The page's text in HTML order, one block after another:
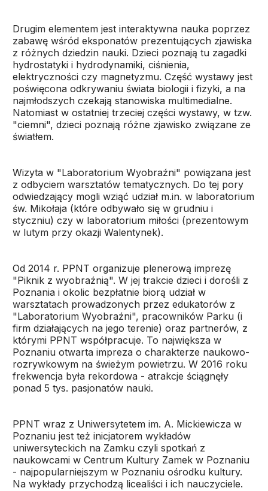
Drugim elementem jest interaktywna nauka poprzez
zabawę wśród eksponatów prezentujących zjawiska
z różnych dziedzin nauki. Dzieci poznają tu zagadki
hydrostatyki i hydrodynamiki, ciśnienia,
elektryczności czy magnetyzmu. Część wystawy jest
poświęcona odkrywaniu świata biologii i fizyki, a na
najmłodszych czekają stanowiska multimedialne.
Natomiast w ostatniej trzeciej części wystawy, w tzw.
"ciemni", dzieci poznają różne zjawisko związane ze
światłem.
Wizyta w "Laboratorium Wyobraźni" powiązana jest
z odbyciem warsztatów tematycznych. Do tej pory
odwiedzający mogli wziąć udział m.in. w laboratorium
św. Mikołaja (które odbywało się w grudniu i
styczniu) czy w laboratorium miłości (prezentowym
w lutym przy okazji Walentynek).
Od 2014 r. PPNT organizuje plenerową imprezę
"Piknik z wyobraźnią". W jej trakcie dzieci i dorośli z
Poznania i okolic bezpłatnie biorą udział w
warsztatach prowadzonych przez edukatorów z
"Laboratorium Wyobraźni", pracowników Parku (i
firm działających na jego terenie) oraz partnerów, z
którymi PPNT współpracuje. To największa w
Poznaniu otwarta impreza o charakterze naukowo-
rozrywkowym na świeżym powietrzu. W 2016 roku
frekwencja była rekordowa - atrakcje ściągnęły
ponad 5 tys. pasjonatów nauki.
PPNT wraz z Uniwersytetem im. A. Mickiewicza w
Poznaniu jest też inicjatorem wykładów
uniwersyteckich na Zamku czyli spotkań z
naukowcami w Centrum Kultury Zamek w Poznaniu
- najpopularniejszym w Poznaniu ośrodku kultury.
Na wykłady przychodzą licealiści i ich nauczyciele.